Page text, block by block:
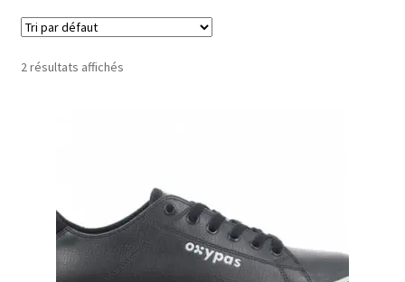
Accessoires Salle de bain
0.00 €
2 résultats affichés